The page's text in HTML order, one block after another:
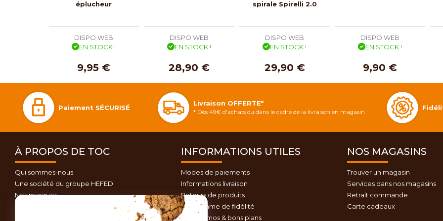
éplucheur
DISPO WEB
EN STOCK !
9,95 €
DISPO WEB
EN STOCK !
28,90 €
spirale Spirelli 2.0
DISPO WEB
EN STOCK !
29,90 €
DISPO WEB
EN STOCK !
9,90 €
Paiement SÉCURISÉ
Livraison OFFERTE*
* Dès 49€ d'achats ou dans le cadre de la livraison en magasin
À PROPOS DE TOC
Qui sommes-nous
Une société du groupe HEFED
Nos marques
INFORMATIONS UTILES
Modes de paiements
Informations livraison
Retours de produits
Programme de fidélité
Nos promos & bons plans
NOS MAGASINS
Trouver un magasin
Services dans nos magasins
Retrait commande
Carte cadeaux